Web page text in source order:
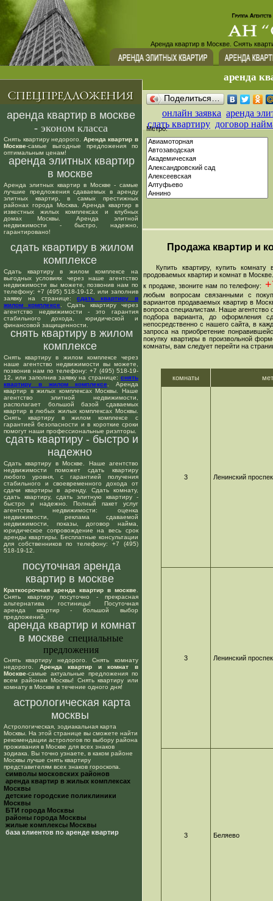
Аренда квартир в Москве. Снять
аренда
аренда квартир в москве
- эконом класса
Снять квартиру недорого. Аренда квартир в
Москве-самые выгодные предложения по
оптимальным ценам!
аренда элитных квартир
в москве
Аренда элитных квартир в Москве - самые
лучшие предложения сдаваемых в аренду
элитных квартир, в самых престижных
районах города Москва. Аренда квартир в
известных жилых комплексах и клубных
домах Москвы. Аренда элитной
недвижимости - быстро, надежно,
гарантировано!
сдать квартиру в жилом
комплексе
Сдать квартиру в жилом комплексе на
выгодных условиях через наше агентство
недвижимости вы можете, позвонив нам по
телефону: +7 (495) 518-19-12, или заполнив
заявку на странице:сдать квартиру в
жилом комплексе . Сдать квартиру через
агентство недвижимости - это гарантия
стабильного дохода, юридической и
финансовой защищенности.
снять квартиру в жилом
комплексе
Снять квартиру в жилом комплексе через
наше агентство недвижимости вы можете,
позвонив нам по телефону: +7 (495) 518-19-
12, или заполнив заявку на странице: снять
квартиру в жилом комплексе . Аренда
квартир в жилых комплексах Москвы. Наше
агентство элитной недвижимости,
располагает большой базой сдаваемых
квартир в любых жилых комплексах Москвы.
Снять квартиру в жилом комплексе с
гарантией безопасности и в короткие сроки
помогут наши профессиональные риэлторы.
сдать квартиру - быстро и
надежно
Сдать квартиру в Москве. Наше агентство
недвижимости поможет сдать квартиру
любого уровня, с гарантией получения
стабильного и своевременного дохода от
сдачи квартиры в аренду. Сдать комнату,
сдать квартиру, сдать элитную квартиру -
быстро и надежно. Полный пакет услуг
агентства недвижимости: оценка
недвижимости, реклама сдаваемой
недвижимости, показы, договор найма,
юридическое сопровождение на весь срок
аренды квартиры. Бесплатные консультации
для собственников по телефону: +7 (495)
518-19-12.
посуточная аренда
квартир в москве
Краткосрочная аренда квартир в москве
Снять квартиру посуточно - прекрасная
альтернатива гостиницы! Посуточная
аренда квартир - большой выбор
предложений.
аренда квартир и комнат
в москве специальные
предложения
Снять квартиру недорого. Снять комнату
недорого. Аренда квартир и комнат в
Москве-самые актуальные предложения по
всем районам Москвы! Снять квартиру или
комнату в Москве в течение одного дня!
астрологическая карта
москвы
Астрологическая, зодиакальная карта
Москвы. На этой странице вы сможете найти
рекомендации астрологов по выбору района
проживания в Москве для всех знаков
зодиака. Вы точно узнаете, в каком районе
Москвы лучше снять квартиру
представителям всех знаков гороскопа.
cимволы московских районов
аренда квартир в жилых комплексах
Москвы
детские городские поликлиники
Москвы
БТИ города Москвы
районы города Москвы
жилые комплексы Москвы
база клиентов по аренде квартир
Поделиться…
онлайн заявка аренда
сдать квартиру договор
Метро:
Продажа квартир и
Купить квартиру, купить комнату
продоваемых квартир и комнат в
к продаже, звоните нам по телефону:
любым вопросам связанными с
вариантов продаваемых квартир в
вопроса специалистам. Наше агентство
подбора варианта, до оформления
непосредственно с нашего сайта, в
запроса на приобретение
покупку квартиры в произвольной
комнаты, вам следует перейти на
комнаты
3 Ленинский
3 Ленинский
3 Беляево